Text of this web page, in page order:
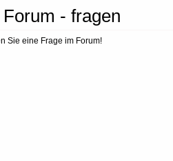
- fragen
Sie eine Frage im Forum!